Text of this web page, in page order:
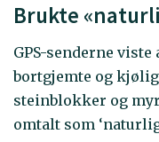
Brukte
GPS-senderne
bortgjemte og
steinblokker og
omtalt som